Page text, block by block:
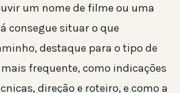
um nome de filme ou uma
consegue situar o que
destaque para o tipo de
frequente, como indicações
direção e roteiro, e como a